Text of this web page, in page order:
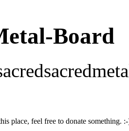
Board
place, feel free to donate something.